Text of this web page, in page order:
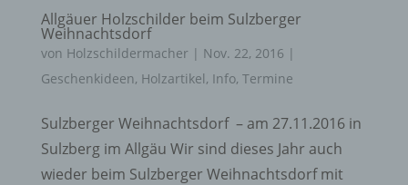
Allgäuer Holzschilder beim Sulzberger
Weihnachtsdorf
von Holzschildermacher | Nov. 22, 2016 |
Geschenkideen, Holzartikel, Info, Termine
Sulzberger Weihnachtsdorf – am 27.11.2016 in
Sulzberg im Allgäu Wir sind dieses Jahr auch
wieder beim Sulzberger Weihnachtsdorf mit